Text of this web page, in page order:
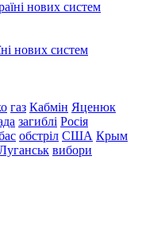
нових систем
газ Кабмін Яценюк
загиблі Росія
обстріл США Крым
вибори